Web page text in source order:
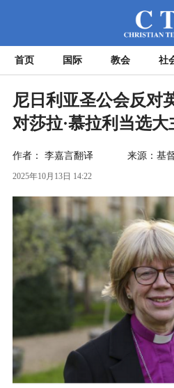
首页 国际 教会 社
尼日利亚圣公会反对
对莎拉·慕拉利当选
作者： 李嘉言翻译 来源：基
2025年10月13日 14:22